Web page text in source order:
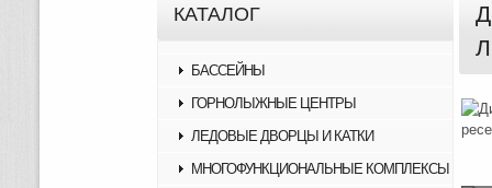
КАТАЛОГ
БАССЕЙНЫ
ГОРНОЛЫЖНЫЕ ЦЕНТРЫ
ЛЕДОВЫЕ ДВОРЦЫ И КАТКИ
МНОГОФУНКЦИОНАЛЬНЫЕ КОМПЛЕКСЫ